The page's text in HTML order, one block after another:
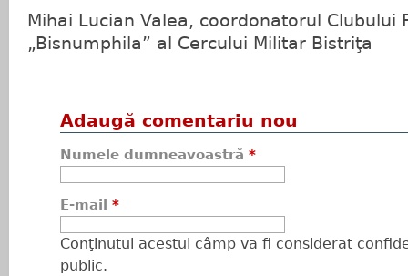
Mihai Lucian Valea, coordonatorul Clubului
„Bisnumphila” al Cercului Militar Bistriţa
Adaugă comentariu nou
Numele dumneavoastră *
E-mail *
Conţinutul acestui câmp va fi considerat
public.